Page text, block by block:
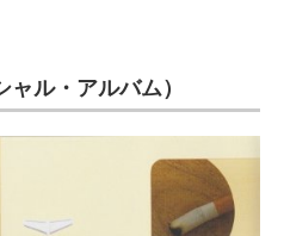
ル・アルバム）